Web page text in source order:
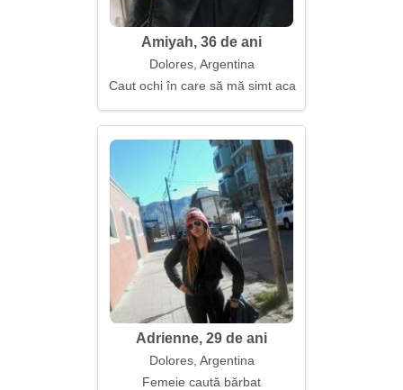
Amiyah, 36 de ani
Dolores, Argentina
Caut ochi în care să mă simt acasă
Adrienne, 29 de ani
Dolores, Argentina
Femeie caută bărbat